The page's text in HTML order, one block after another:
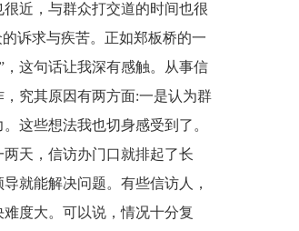
近，与群众打交道的时间也很
诉求与疾苦。正如郑板桥的一
这句话让我深有感触。从事信
究其原因有两方面:一是认为群
这些想法我也切身感受到了。
天，信访办门口就排起了长
就能解决问题。有些信访人，
度大。可以说，情况十分复